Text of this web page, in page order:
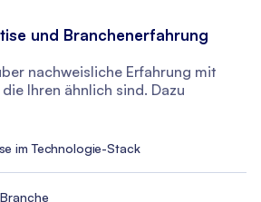
und Branchenerfahrung
nachweisliche Erfahrung mit
Ihren ähnlich sind. Dazu
im Technologie-Stack